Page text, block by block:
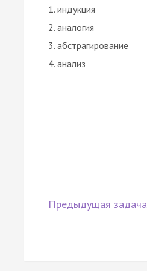
1. индукция
2. аналогия
3. абстрагирование
4. анализ
Предыдущая задача